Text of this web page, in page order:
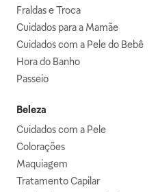
Fraldas e Troca
Cuidados para a Mamãe
Cuidados com a Pele do Bebê
Hora do Banho
Passeio
Beleza
Cuidados com a Pele
Colorações
Maquiagem
Tratamento Capilar